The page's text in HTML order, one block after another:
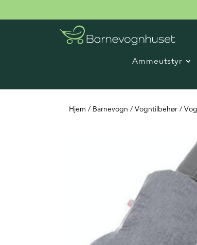
Ammeutstyr
Hjem / Barnevogn /Vogntilbehør /